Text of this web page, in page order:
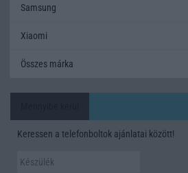
Samsung
Xiaomi
Összes márka
Keressen a telefonboltok ajánlatai között!